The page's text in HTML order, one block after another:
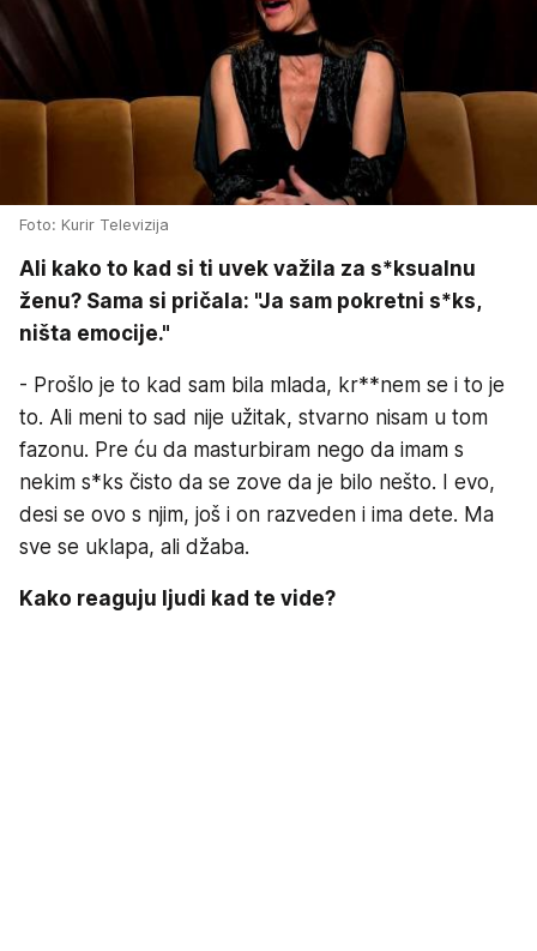
Foto: Kurir Televizija
Ali kako to kad si ti uvek važila za s*ksualnu
ženu? Sama si pričala: "Ja sam pokretni s*ks,
ništa emocije."
- Prošlo je to kad sam bila mlada, kr**nem se i to je
to. Ali meni to sad nije užitak, stvarno nisam u tom
fazonu. Pre ću da masturbiram nego da imam s
nekim s*ks čisto da se zove da je bilo nešto. I evo,
desi se ovo s njim, još i on razveden i ima dete. Ma
sve se uklapa, ali džaba.
Kako reaguju ljudi kad te vide?